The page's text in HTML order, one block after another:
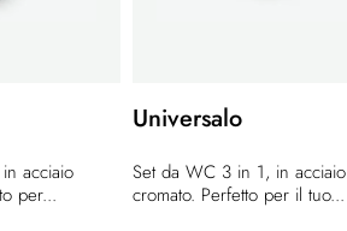
acciaio
per...
Universalo
Set da WC 3 in 1, in acciaio
cromato. Perfetto per il tuo...